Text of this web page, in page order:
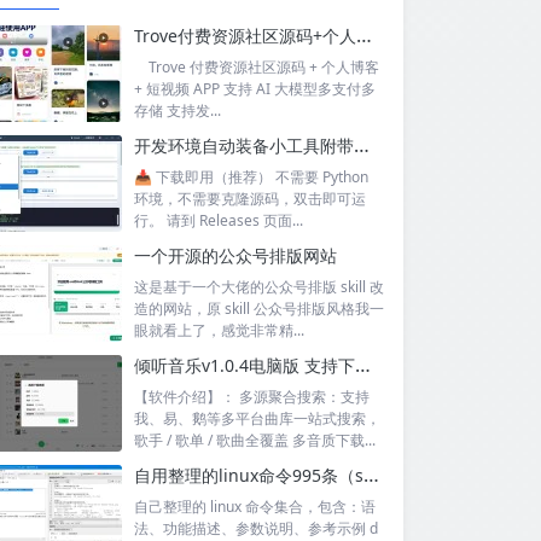
Trove付费资源社区源码+个人博客+短视频 APP 支持AI大模型多支付多存储
Trove 付费资源社区源码 + 个人博客
+ 短视频 APP 支持 AI 大模型多支付多
存储 支持发...
开发环境自动装备小工具附带源码
📥 下载即用（推荐） 不需要 Python
环境，不需要克隆源码，双击即可运
行。 请到 Releases 页面...
一个开源的公众号排版网站
这是基于一个大佬的公众号排版 skill 改
造的网站，原 skill 公众号排版风格我一
眼就看上了，感觉非常精...
倾听音乐v1.0.4电脑版 支持下载无损音质 可听可下有歌词
【软件介绍】： 多源聚合搜索：支持
我、易、鹅等多平台曲库一站式搜索，
歌手 / 歌单 / 歌曲全覆盖 多音质下载...
自用整理的linux命令995条（sql+excel）
自己整理的 linux 命令集合，包含：语
法、功能描述、参数说明、参考示例 d